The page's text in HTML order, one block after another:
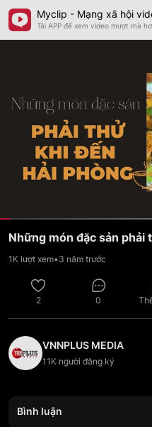
Myclip - Mạng xã hội
Tải APP để xem video mượt mà
Những món đặc sản phải
1K lượt xem•3 năm trước
2 0
VNNPLUS MEDIA
11K người đăng ký
Bình luận